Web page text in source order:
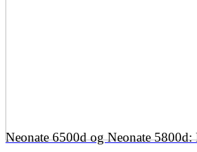
Neonate 6500d og Neonate